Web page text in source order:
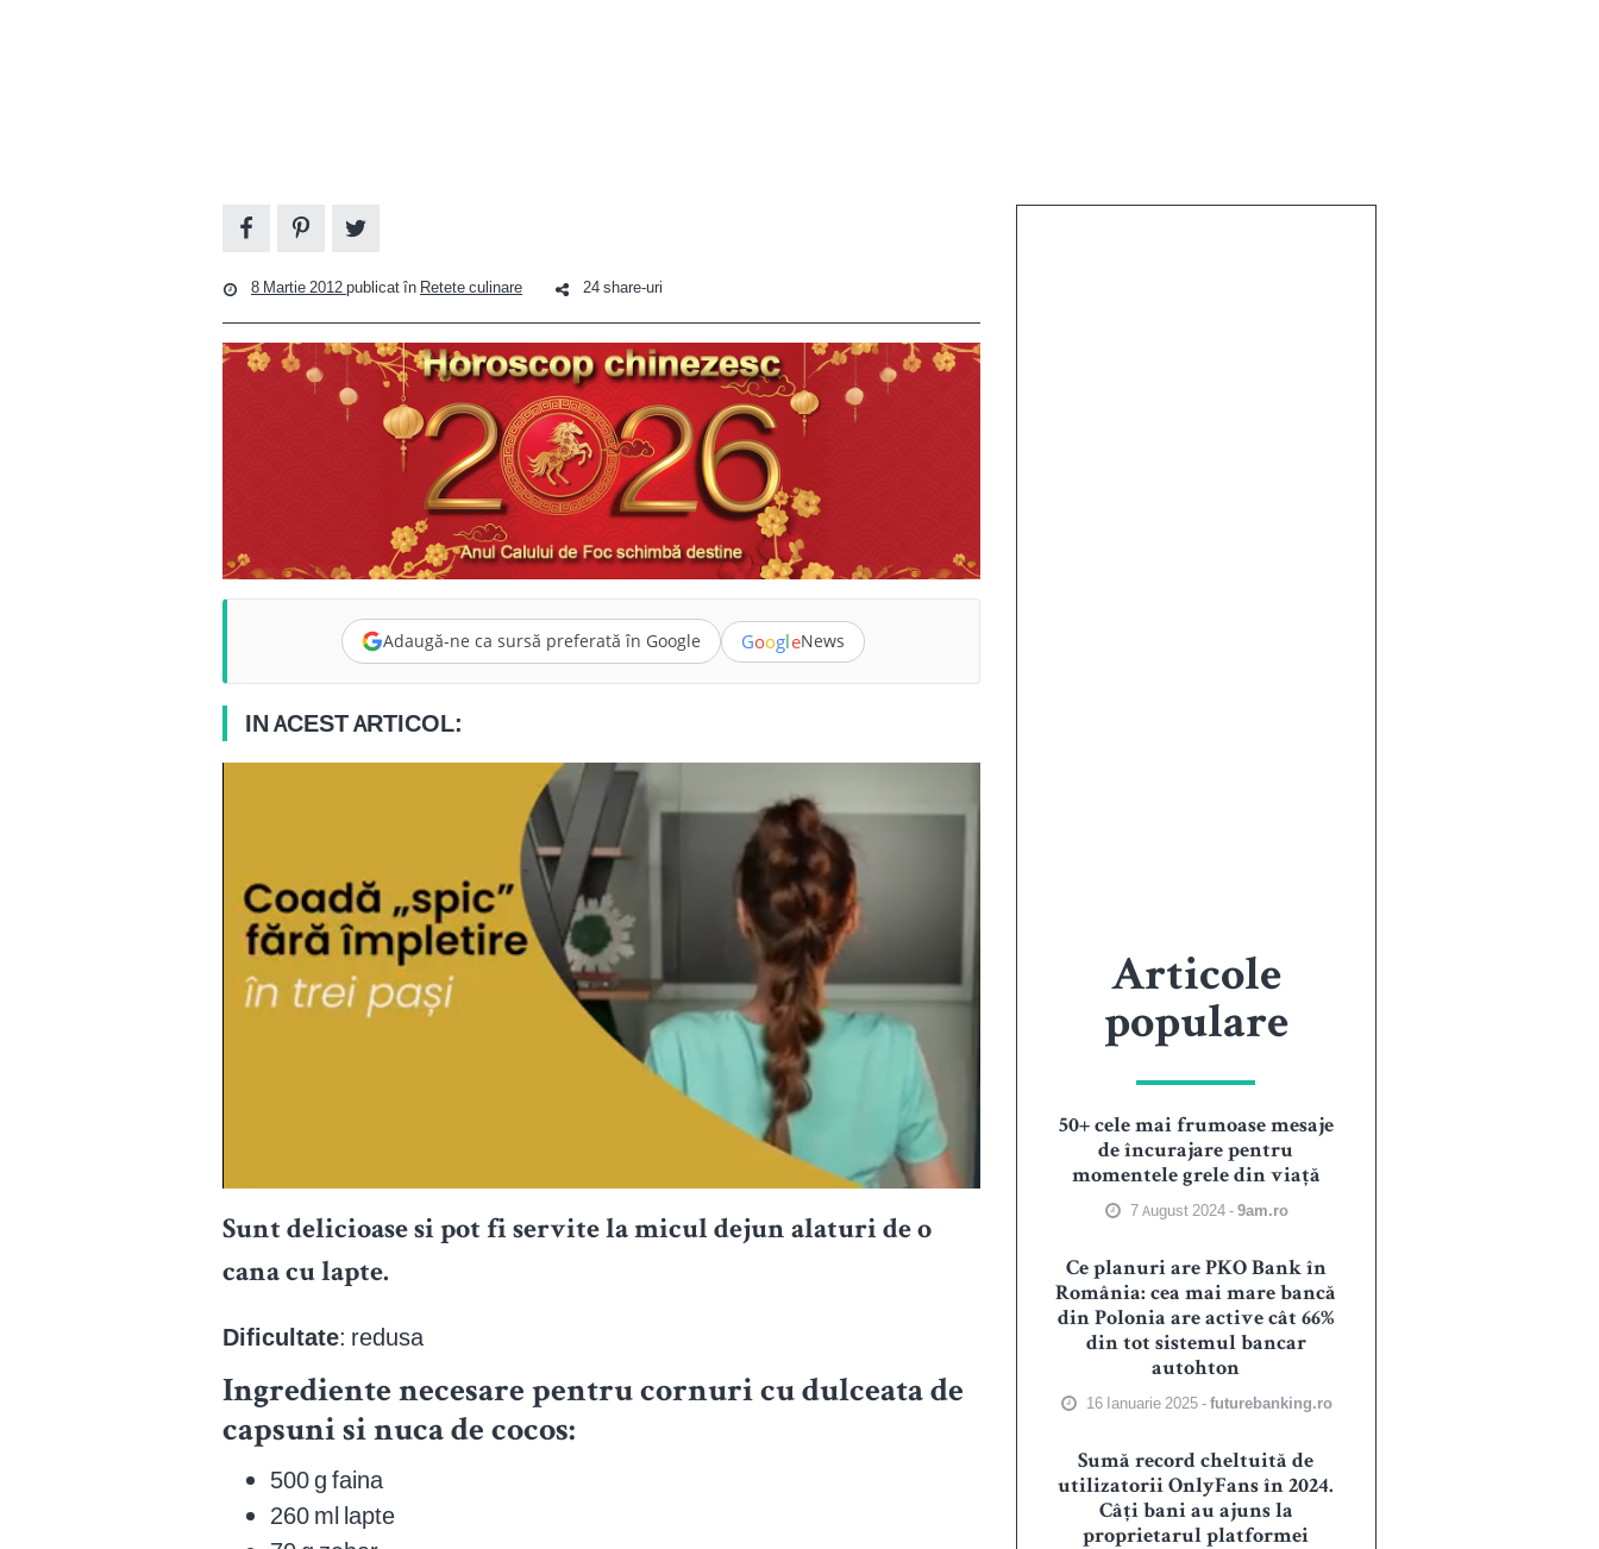
8 Martie 2012publicat în Retete culinare 24 share-uri
Adaugă-ne ca sursă preferată în Google GoogleNews
IN ACEST ARTICOL:
Sunt delicioase si pot fi servite la micul dejun alaturi de o
cana cu lapte.
Dificultate: redusa
Ingrediente necesare pentru cornuri cu dulceata de
capsuni si nuca de cocos:
500 g faina
260 ml lapte
Articole
populare
50+ cele mai frumoase mesaje
de încurajare pentru
momentele grele din viață
7 August 2024 -9am.ro
Ce planuri are PKO Bank în
România: cea mai mare bancă
din Polonia are active cât 66%
din tot sistemul bancar
autohton
16 Ianuarie 2025 -futurebanking.ro
Sumă record cheltuită de
utilizatorii OnlyFans în 2024.
Câți bani au ajuns la
proprietarul platformei